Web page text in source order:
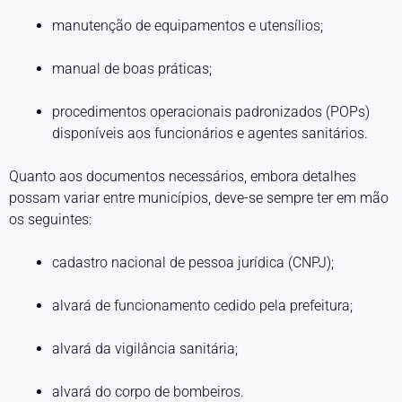
manutenção de equipamentos e utensílios;
manual de boas práticas;
procedimentos operacionais padronizados (POPs)
disponíveis aos funcionários e agentes sanitários.
Quanto aos documentos necessários, embora detalhes
possam variar entre municípios, deve-se sempre ter em mão
os seguintes:
cadastro nacional de pessoa jurídica (CNPJ);
alvará de funcionamento cedido pela prefeitura;
alvará da vigilância sanitária;
alvará do corpo de bombeiros.